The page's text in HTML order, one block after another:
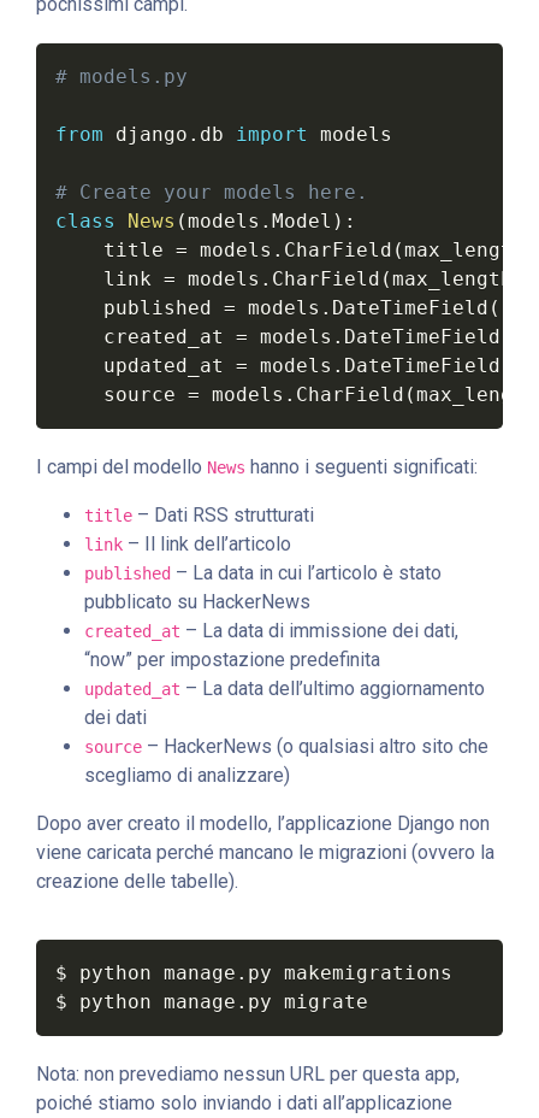
# models.py
from django . db import models
# Create your models here.
class
News (models . Model ) :
    title
= models . CharField (max_length
    link
= models . CharField (max_length
    published
= models . DateTimeField (
    created_at
= models . DateTimeField
    updated_at
= models . DateTimeField
    source
= models . CharField (max_length
I campi del modello News hanno i seguenti significati:
title – Dati RSS strutturati
link – Il link dell’articolo
published – La data in cui l’articolo è stato
pubblicato su HackerNews
created_at – La data di immissione dei dati,
“now” per impostazione predefinita
updated_at – La data dell’ultimo aggiornamento
dei dati
source – HackerNews (o qualsiasi altro sito che
scegliamo di analizzare)
Dopo aver creato il modello, l’applicazione Django non
viene caricata perché mancano le migrazioni (ovvero la
creazione delle tabelle).
$ python manage.py makemigrations
$ python manage.py migrate
Nota: non prevediamo nessun URL per questa app,
poiché stiamo solo inviando i dati all’applicazione